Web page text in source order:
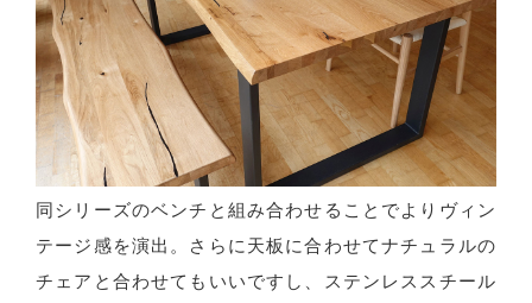
同シリーズのベンチと組み合わせることでよりヴィン
テージ感を演出。さらに天板に合わせてナチュラルの
チェアと合わせてもいいですし、ステンレススチール